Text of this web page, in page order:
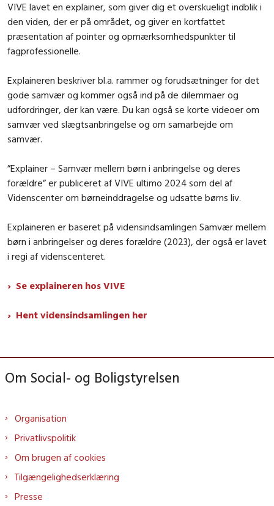
VIVE lavet en explainer, som giver dig et overskueligt indblik i
den viden, der er på området, og giver en kortfattet
præsentation af pointer og opmærksomhedspunkter til
fagprofessionelle.
Explaineren beskriver bl.a. rammer og forudsætninger for det
gode samvær og kommer også ind på de dilemmaer og
udfordringer, der kan være. Du kan også se korte videoer om
samvær ved slægtsanbringelse og om samarbejde om
samvær.
”Explainer – Samvær mellem børn i anbringelse og deres
forældre” er publiceret af VIVE ultimo 2024 som del af
Videnscenter om børneinddragelse og udsatte børns liv.
Explaineren er baseret på vidensindsamlingen Samvær mellem
børn i anbringelser og deres forældre (2023), der også er lavet
i regi af videnscenteret.
Se explaineren hos VIVE
Hent vidensindsamlingen her
Om Social- og Boligstyrelsen
Organisation
Privatlivspolitik
Om brugen af cookies
Tilgængelighedserklæring
Presse